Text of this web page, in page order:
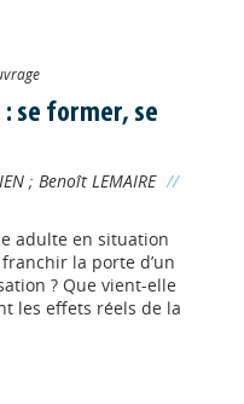
se former, se
; Benoît LEMAIRE //
adulte en situation
la porte d’un
? Que vient-elle
les effets réels de la